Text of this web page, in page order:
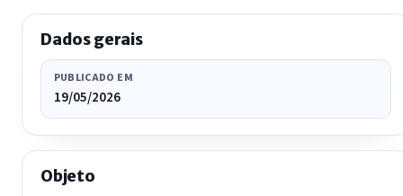
Dados gerais
PUBLICADO EM
19/05/2026
Objeto